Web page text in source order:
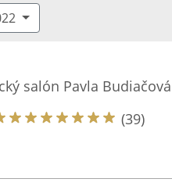
salón Pavla Budiačová
(39)